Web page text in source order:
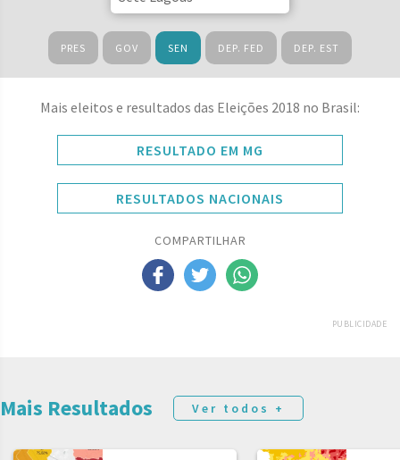
PRES GOV SEN DEP. FED DEP. EST
Mais eleitos e resultados das Eleições 2018 no Brasil:
RESULTADO EM MG
RESULTADOS NACIONAIS
COMPARTILHAR
PUBLICIDADE
Mais Resultados Ver todos +